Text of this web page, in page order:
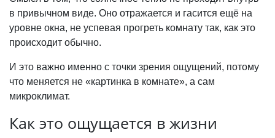
в привычном виде. Оно отражается и гасится ещё на
уровне окна, не успевая прогреть комнату так, как это
происходит обычно.
И это важно именно с точки зрения ощущений, потому
что меняется не «картинка в комнате», а сам
микроклимат.
Как это ощущается в жизни